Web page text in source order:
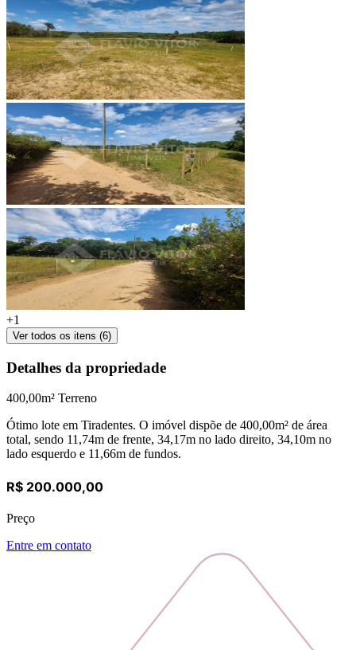
+1
Ver todos os itens (6)
Detalhes da propriedade
400,00m² Terreno
Ótimo lote em Tiradentes. O imóvel dispõe de 400,00m² de área
total, sendo 11,74m de frente, 34,17m no lado direito, 34,10m no
lado esquerdo e 11,66m de fundos.
R$ 200.000,00
Preço
Entre em contato